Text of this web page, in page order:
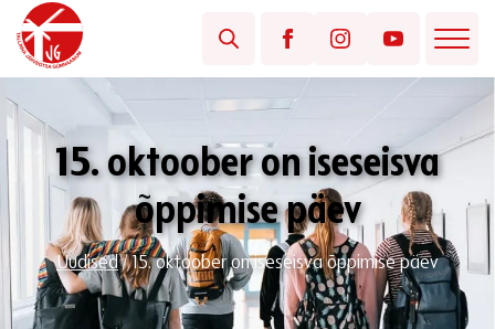
15. oktoober on iseseisva
õppimise päev
Uudised/15. oktoober on iseseisva õppimise päev